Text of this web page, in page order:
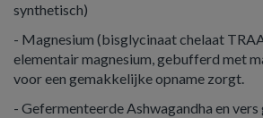
synthetisch)
- Magnesium (bisglycinaat chelaat
elementair magnesium, gebufferd met
voor een gemakkelijke opname zorgt.
- Gefermenteerde Ashwagandha en